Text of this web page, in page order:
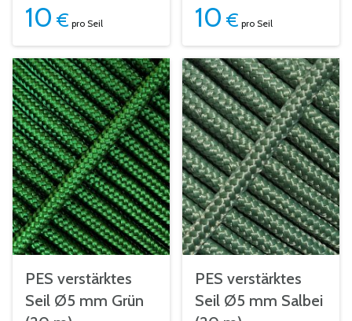
10 € pro Seil 10 € pro Seil
PES verstärktes
Seil Ø5 mm Grün
PES verstärktes
Seil Ø5 mm Salbei